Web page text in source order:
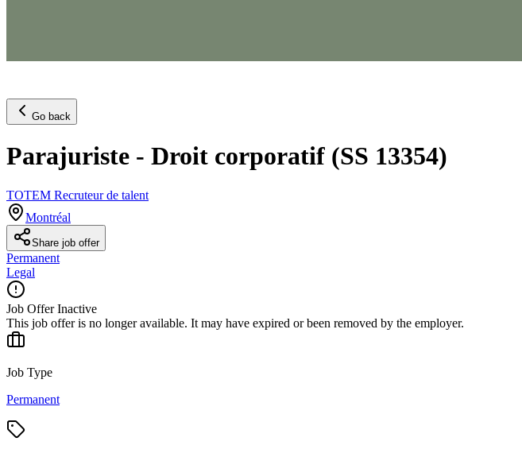
Go back
Parajuriste - Droit corporatif (SS 13354)
TOTEM Recruteur de talent
Montréal
Share job offer
Permanent
Legal
Job Offer Inactive
This job offer is no longer available. It may have expired or been removed by the employer.
Job Type
Permanent